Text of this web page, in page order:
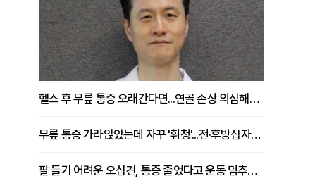
헬스 후 무릎 통증 오래간다면...연골 손상 의심해야 [김상범 원장 칼럼]
무릎 통증 가라앉았는데 자꾸 '휘청'...전·후방십자인대 파열 확인해야 [곽우경 원장 칼럼]
팔 들기 어려운 오십견, 통증 줄었다고 운동 멈추면 안 되는 이유 [이병욱 원장 칼럼]